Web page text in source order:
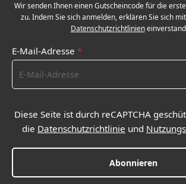
Wir senden Ihnen einen Gutscheincode für die
zu. Indem Sie sich anmelden, erklären Sie sich
Datenschutzrichtlinien
E-Mail-Adresse *
Diese Seite ist durch reCAPTCHA
die Datenschutzrichtlinie und
Abonnieren